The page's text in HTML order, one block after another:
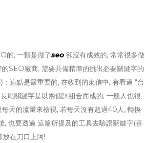
的, 一類是做了seo 卻沒有成效的, 常常很多做
SEO廠商, 需要具備精準的挑出必要關鍵字的
這點是最重要的, 在收到的來信中, 有看過 "台
尾關鍵字是以兩個詞組合而成的, 一般人也很
天的流量來檢視, 若每天沒有超過40人, 轉換
也要透過 這篇所提及的工具去驗證關鍵字(善
在刀口上阿!